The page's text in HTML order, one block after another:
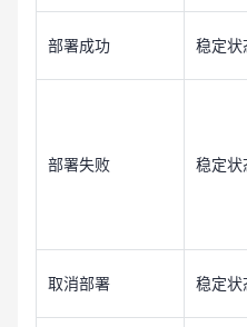
部署成功 稳定状
部署失败 稳定状
取消部署 稳定状